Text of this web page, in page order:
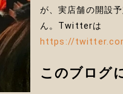
が、実店舗の開設
ん。Twitterは
https://
このブログ